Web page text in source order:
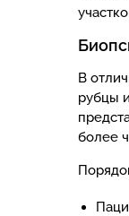
В
рубцы
более